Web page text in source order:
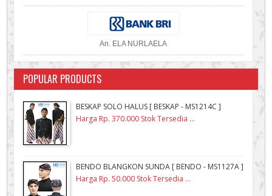
An. ELA NURLAELA
POPULAR PRODUCTS
BESKAP SOLO HALUS [ BESKAP - MS1214C ]
Harga Rp. 370.000 Stok Tersedia ...
BENDO BLANGKON SUNDA [ BENDO - MS1127A ]
Harga Rp. 50.000 Stok Tersedia ...